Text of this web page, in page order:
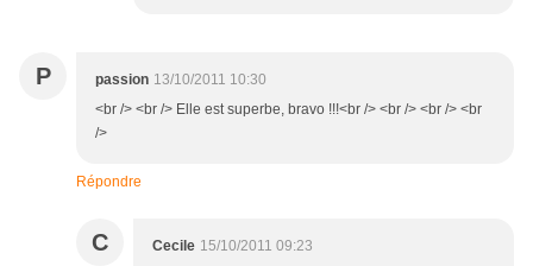
P passion 13/10/2011 10:30
<br /> <br /> Elle est superbe, bravo !!!<br /> <br /> <br /> <br
/>
Répondre
C Cecile 15/10/2011 09:23